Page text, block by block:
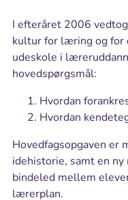
I efteråret 2006
kultur for læring og for
udeskole i
hovedspørgsmål:
Hvordan
Hvordan
Hovedfagsopgaven
idehistorie, samt en
bindeled mellem
lærerplan.